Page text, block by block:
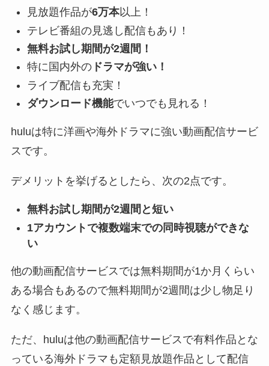
見放題作品が6万本以上！
テレビ番組の見逃し配信もあり！
無料お試し期間が2週間！
特に国内外のドラマが強い！
ライブ配信も充実！
ダウンロード機能でいつでも見れる！
huluは特に洋画や海外ドラマに強い動画配信サービ
スです。
デメリットを挙げるとしたら、次の2点です。
無料お試し期間が2週間と短い
1アカウントで複数端末での同時視聴ができな
い
他の動画配信サービスでは無料期間が1か月くらい
ある場合もあるので無料期間が2週間は少し物足り
なく感じます。
ただ、huluは他の動画配信サービスで有料作品とな
っている海外ドラマも定額見放題作品として配信